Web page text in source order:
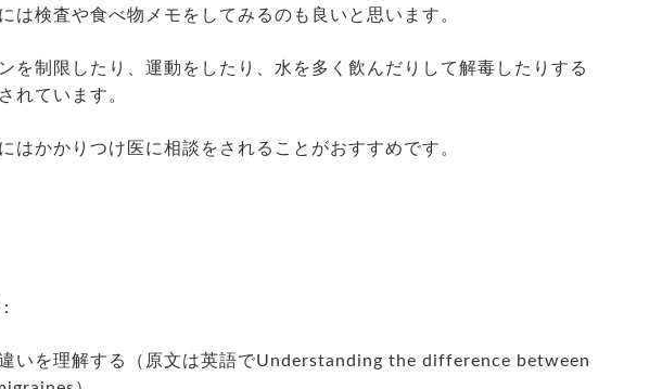
は検査や食べ物メモをしてみるのも良いと思います。
を制限したり、運動をしたり、水を多く飲んだりして解毒したりする
れています。
はかかりつけ医に相談をされることがおすすめです。
いを理解する（原文は英語でUnderstanding the difference between